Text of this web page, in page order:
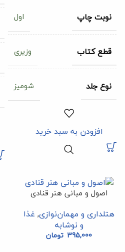
نوبت چاپ اول
قطع کتاب وزیری
نوع جلد شومیز
افزودن به سبد خرید
اصول و مبانی هنر قنادی
هتلداری و مهمان‌نوازی, غذا
و نوشابه
395,000 تومان